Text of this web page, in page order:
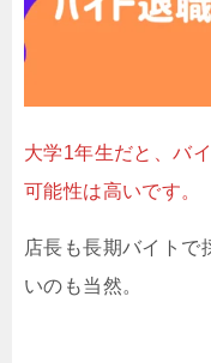
大学1年生だと、バ
可能性は高いです。
店長も長期バイトで
いのも当然。